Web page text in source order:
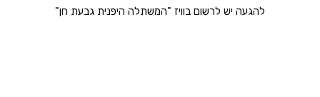
להגעה יש לרשום בוויז "המשתלה היפנית גבעת חן"